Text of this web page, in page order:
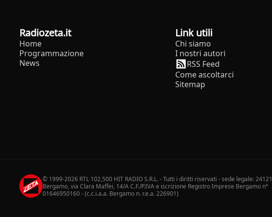
radiozeta.it
Home
Programmazione
News
Link utili
Chi siamo
I nostri autori
RSS Feed
Come ascoltarci
Sitemap
© 1999-2026 RTL 102,500 HIT RADIO S.R.L. - Tutti i diritti riservati - sede legale: 24121
Bergamo, via Clara Maffei, 14/A C.F./P.IVA e iscrizione Registro Imprese Bergamo n°
01646950160 - (c.c.i.a.a. Bergamo n. r.e.a. 226901)